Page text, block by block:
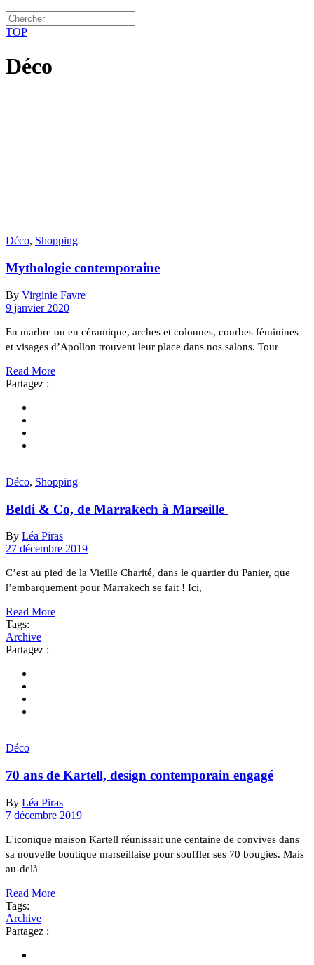
TOP
Déco
Déco, Shopping
Mythologie contemporaine
By Virginie Favre
9 janvier 2020
En marbre ou en céramique, arches et colonnes, courbes féminines
et visages d’Apollon trouvent leur place dans nos salons. Tour
Read More
Partagez :
Déco, Shopping
Beldi & Co, de Marrakech à Marseille
By Léa Piras
27 décembre 2019
C’est au pied de la Vieille Charité, dans le quartier du Panier, que
l’embarquement pour Marrakech se fait ! Ici,
Read More
Tags:
Archive
Partagez :
Déco
70 ans de Kartell, design contemporain engagé
By Léa Piras
7 décembre 2019
L'iconique maison Kartell réunissait une centaine de convives dans
sa nouvelle boutique marseillaise pour souffler ses 70 bougies. Mais
au-delà
Read More
Tags:
Archive
Partagez :